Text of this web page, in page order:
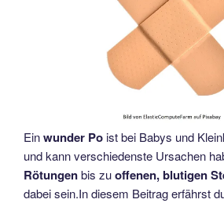
Einwunder Poist bei Babys und
und kann verschiedenste Ursachen
Rötungenbis zuoffenen, blutigen
dabei sein.In diesem Beitrag erfährst